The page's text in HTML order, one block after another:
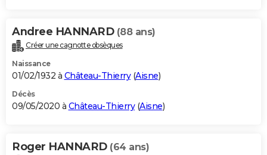
Andree HANNARD (88 ans)
Créer une cagnotte obsèques
Naissance
01/02/1932 à Château-Thierry(Aisne)
Décès
09/05/2020 à Château-Thierry(Aisne)
Roger HANNARD (64 ans)